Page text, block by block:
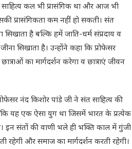
कल भी प्रासंगिक था और आज भी
प्रासंगिकता कम नहीं हो सकती। संत
है बल्कि हमें जाति-धर्म संप्रदाय व
सिखाता है। उन्होंने कहा कि प्रोफेसर
का मार्गदर्शन करेगा व छात्राएं जीवन
नंद किशोर पांडे जी ने संत साहित्य की
कि यह एक ऐसा युग था जिसमें भारत के प्रत्येक
इन संतों की वाणी भले ही भक्ति काल में गुंजी
और समाज का मार्गदर्शन करती रहेगी।